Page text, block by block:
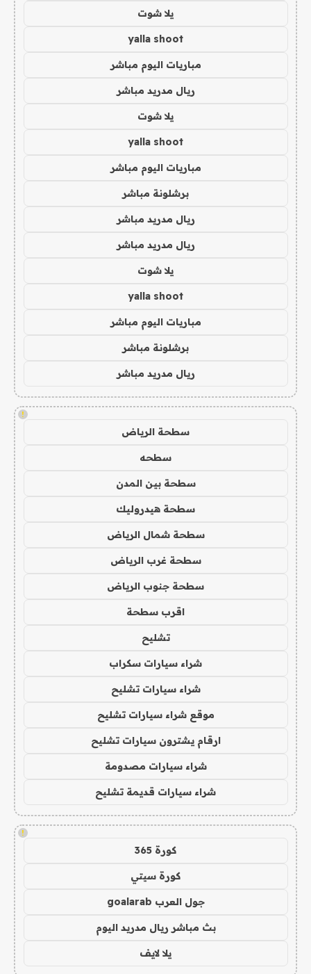
يلا شوت
yalla shoot
مباريات اليوم مباشر
ريال مدريد مباشر
يلا شوت
yalla shoot
مباريات اليوم مباشر
برشلونة مباشر
ريال مدريد مباشر
ريال مدريد مباشر
يلا شوت
yalla shoot
مباريات اليوم مباشر
برشلونة مباشر
ريال مدريد مباشر
!
سطحة الرياض
سطحه
سطحة بين المدن
سطحة هيدروليك
سطحة شمال الرياض
سطحة غرب الرياض
سطحة جنوب الرياض
اقرب سطحة
تشليح
شراء سيارات سكراب
شراء سيارات تشليح
موقع شراء سيارات تشليح
ارقام يشترون سيارات تشليح
شراء سيارات مصدومة
شراء سيارات قديمة تشليح
!
كورة 365
كورة سيتي
جول العرب goalarab
بث مباشر ريال مدريد اليوم
يلا لايف